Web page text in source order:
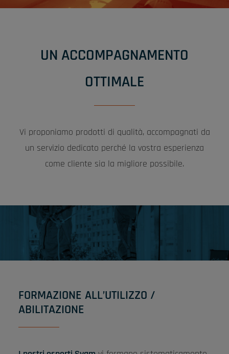
UN ACCOMPAGNAMENTO
OTTIMALE
Vi proponiamo prodotti di qualità, accompagnati da
un servizio dedicato perché la vostra esperienza
come cliente sia la migliore possibile.
FORMAZIONE ALL’UTILIZZO /
ABILITAZIONE